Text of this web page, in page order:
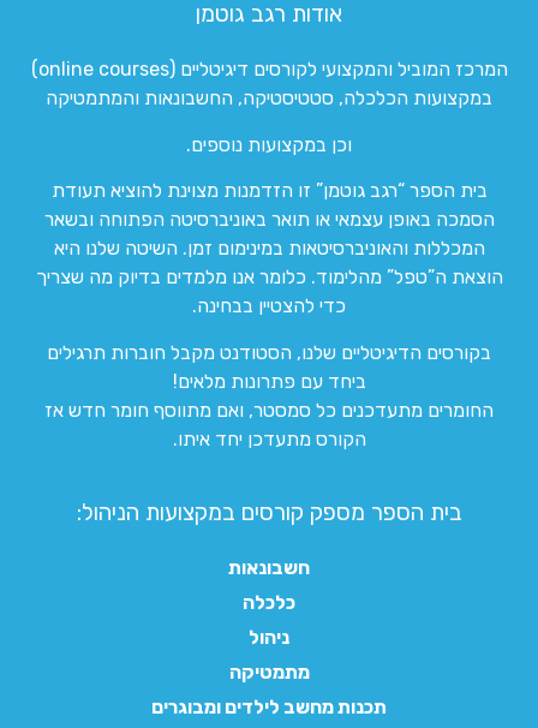
אודות רגב גוטמן
המרכז המוביל והמקצועי לקורסים דיגיטליים (online courses)
במקצועות הכלכלה, סטטיסטיקה, החשבונאות והמתמטיקה
וכן במקצועות נוספים.
בית הספר “רגב גוטמן” זו הזדמנות מצוינת להוציא תעודת
הסמכה באופן עצמאי או תואר באוניברסיטה הפתוחה ובשאר
המכללות והאוניברסיטאות במינימום זמן. השיטה שלנו היא
הוצאת ה”טפל” מהלימוד. כלומר אנו מלמדים בדיוק מה שצריך
כדי להצטיין בבחינה.
בקורסים הדיגיטליים שלנו, הסטודנט מקבל חוברות תרגילים
ביחד עם פתרונות מלאים!
החומרים מתעדכנים כל סמסטר, ואם מתווסף חומר חדש אז
הקורס מתעדכן יחד איתו.
בית הספר מספק קורסים במקצועות הניהול:
חשבונאות
כלכלה
ניהול
מתמטיקה
תכנות מחשב לילדים ומבוגרים